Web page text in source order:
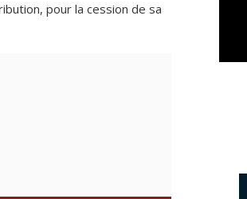
pour la cession de sa